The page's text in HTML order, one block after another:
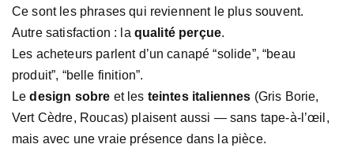
Ce sont les phrases qui reviennent le plus souvent.
Autre satisfaction : la qualité perçue.
Les acheteurs parlent d’un canapé “solide”, “beau
produit”, “belle finition”.
Ledesign sobre et les teintes italiennes (Gris Borie,
Vert Cèdre, Roucas) plaisent aussi — sans tape-à-l’œil,
mais avec une vraie présence dans la pièce.